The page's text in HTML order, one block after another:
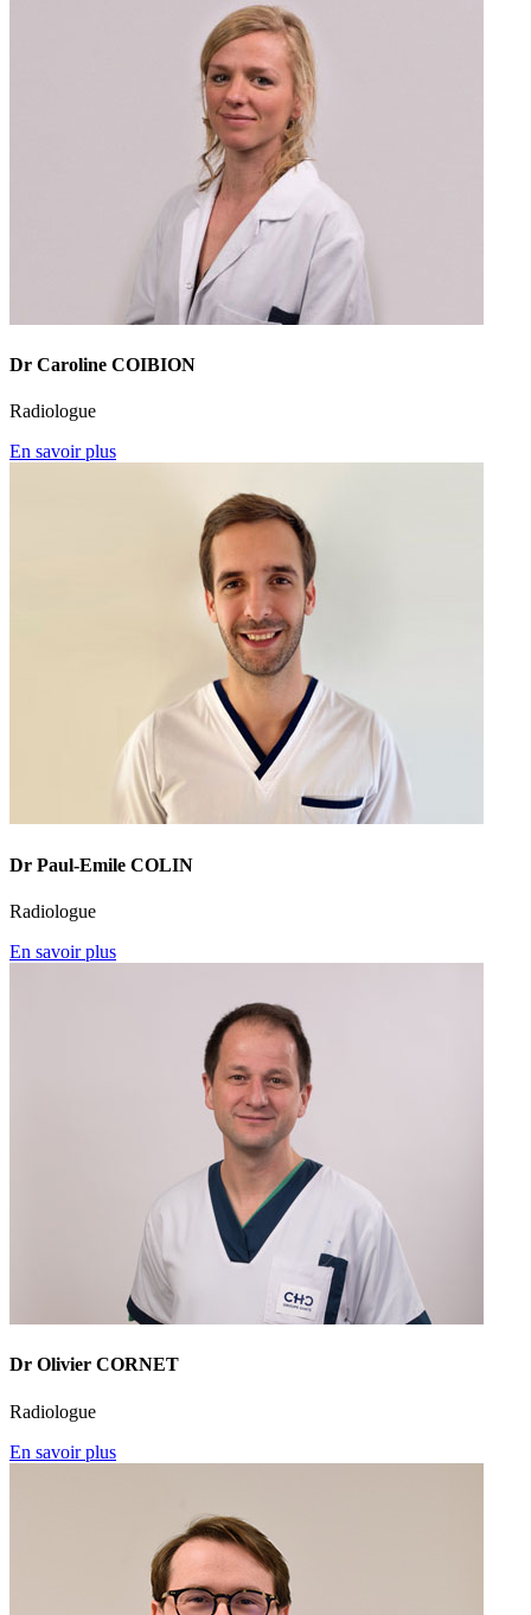
Dr Caroline COIBION
Radiologue
En savoir plus
Dr Paul-Emile COLIN
Radiologue
En savoir plus
Dr Olivier CORNET
Radiologue
En savoir plus